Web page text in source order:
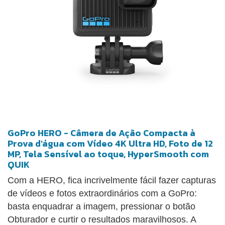
GoPro HERO - Câmera de Ação Compacta à
Prova d'água com Vídeo 4K Ultra HD, Foto de 12
MP, Tela Sensível ao toque, HyperSmooth com
QUIK
Com a HERO, fica incrivelmente fácil fazer capturas
de vídeos e fotos extraordinários com a GoPro:
basta enquadrar a imagem, pressionar o botão
Obturador e curtir o resultados maravilhosos. A